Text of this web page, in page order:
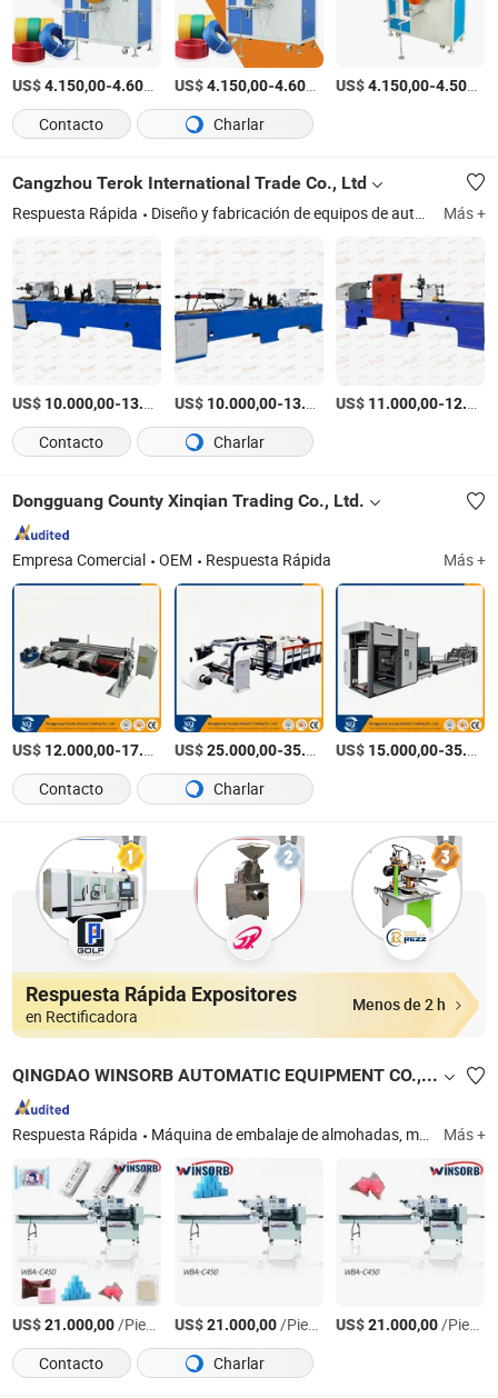
US$4.150,00-4.600,00 /Set
US$4.150,00-4.600,00 /Set
US$4.150,00-4.500,00
Contacto
Charlar
Cangzhou Terok International Trade Co., Ltd
Respuesta Rápida Diseño y fabricación de equipos de automatización inteligente, alojamiento de rodamientos, rodillo de cinta transportadora, máquina de corte de tubos, alojamiento de rodamientos, máquina de perforación de tubos, rodillo de transmisión, máquina de corte, piezas de repuesto para rodillos, componentes y accesorios de rodillos Más +
US$ 10.000,00-13.000,00 /Pieza
US$ 10.000,00-13.000,00 /Pieza
US$ 11.000,00-12.000,00
Contacto Charlar
Dongguang County Xinqian Trading Co., Ltd.
Empresa Comercial OEM Respuesta Rápida Más +
US$ 12.000,00-17.000,00 /Set
US$25.000,00-35.000,00 /Set
US$ 15.000,00-35.000,00
Contacto Charlar
Respuesta Rápida Expositores
en Rectificadora
Menos de 2 h
QINGDAO WINSORB AUTOMATIC EQUIPMENT CO.,LTD
Respuesta Rápida Máquina de embalaje de almohadas, máquina de embalaje, máquina de embalaje de snacks, máquina de embalaje de alimentos, máquina de sellado, máquina de embalaje retráctil, máquina de llenado, máquina doypack, máquina de embalaje de líquidos, máquina de embalaje de polvos Más +
US$21.000,00/Pieza US$21.000,00/Pieza US$21.000,00/Pieza
Contacto
Charlar